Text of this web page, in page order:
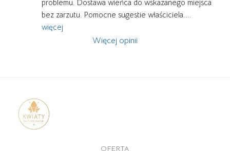
problemu. Dostawa wieńca do wskazanego miejsca
bez zarzutu. Pomocne sugestie właściciela.
więcej
Więcej opinii
OFERTA